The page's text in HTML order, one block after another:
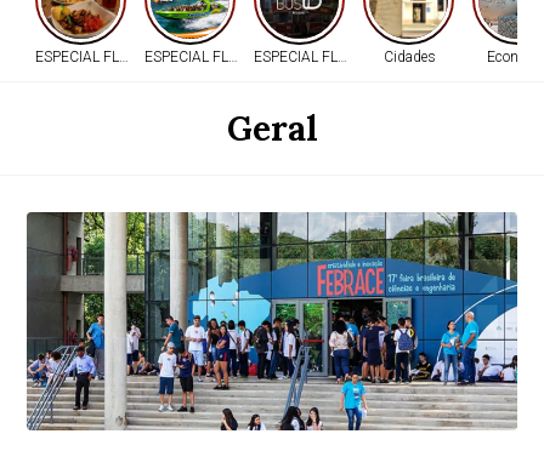
ESPECIAL FLÓRIDAESPECIAL FLÓRIDAESPECIAL FLÓRIDA Cidades
Geral